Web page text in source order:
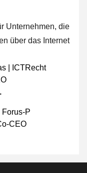
Unternehmen, die
über das Internet
CEO